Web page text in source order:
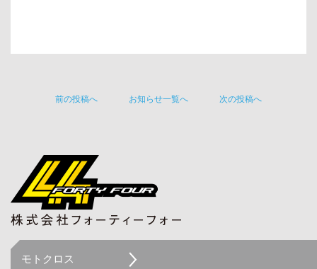
前の投稿へ お知らせ一覧へ 次の投稿へ
モトクロス